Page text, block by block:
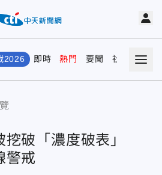
2026 即時 熱門 要聞 社會 娛樂
挖破「濃度破表」
警戒